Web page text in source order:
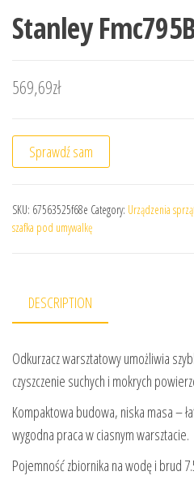
Stanley
569,69zł
Sprawdź sam
SKU: 67563525f68e Category: Urządzenia
szafka pod umywalkę
DESCRIPTION
Odkurzacz warsztatowy umożliwia
czyszczenie suchych i mokrych
Kompaktowa budowa, niska masa –
wygodna praca w ciasnym warsztacie.
Pojemność zbiornika na wodę i brud